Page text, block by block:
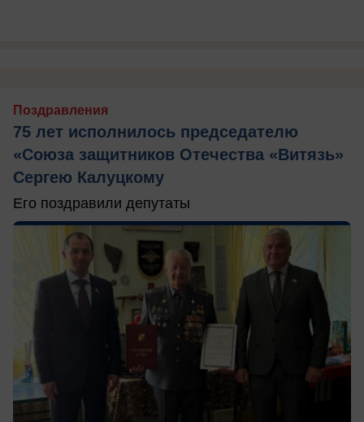
Поздравления
75 лет исполнилось председателю
«Союза защитников Отечества «Витязь»
Сергею Калуцкому
Его поздравили депутаты